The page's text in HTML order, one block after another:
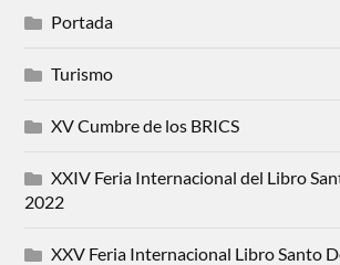
Portada
Turismo
XV Cumbre de los BRICS
XXIV Feria Internacional del Libro
2022
XXV Feria Internacional Libro Santo